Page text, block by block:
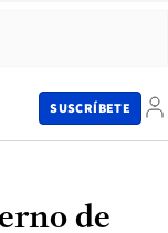
SUSCRÍBETE
de